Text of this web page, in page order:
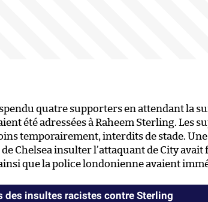
quatre supporters en attendant la
été adressées à Raheem Sterling. Les
temporairement, interdits de stade.
Chelsea insulter l’attaquant de City
que la police londonienne avaient
des insultes racistes contre Sterling